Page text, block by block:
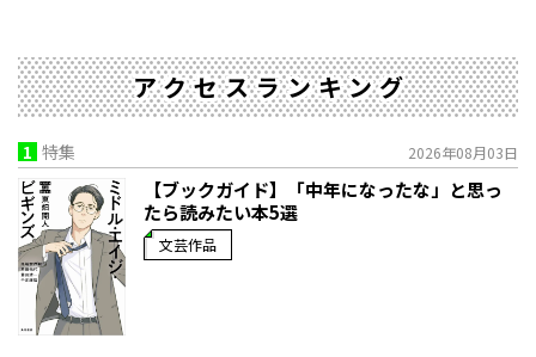
アクセスランキング
1 特集 2026年08月03日
【ブックガイド】「中年になったな」と思っ
たら読みたい本5選
文芸作品